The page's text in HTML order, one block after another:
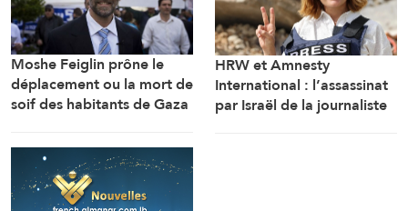
Moshe Feiglin prône le
déplacement ou la mort de
soif des habitants de Gaza
HRW et Amnesty
International : l’assassinat
par Israël de la journaliste